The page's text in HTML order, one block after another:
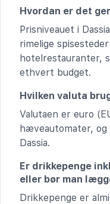
Hvordan er det
Prisniveauet i
rimelige
hotelrestauranter,
ethvert budget.
Hvilken valuta
Valutaen er euro
hæveautomater,
Dassia.
Er drikkepenge
eller bør man
Drikkepenge er